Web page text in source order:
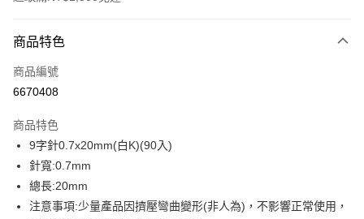
信用卡一次付款
超商取貨付款
街口支付
悠遊付
運送方式
商品特色
商品編號
6670408
商品特色
9字針0.7x20mm(白K)(90入)
針寬:0.7mm
總長:20mm
注意事項:少量產品因擠壓彎曲變形(非人為)，不影響正常使用，